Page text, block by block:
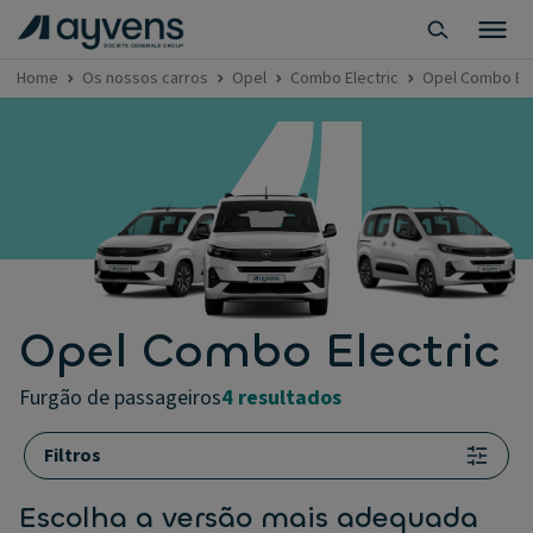
Home Os nossos carros Opel Combo Electric Opel Combo
Opel Combo Electric
furgão de passageiros4 resultados
Filtros
Escolha a versão mais adequada